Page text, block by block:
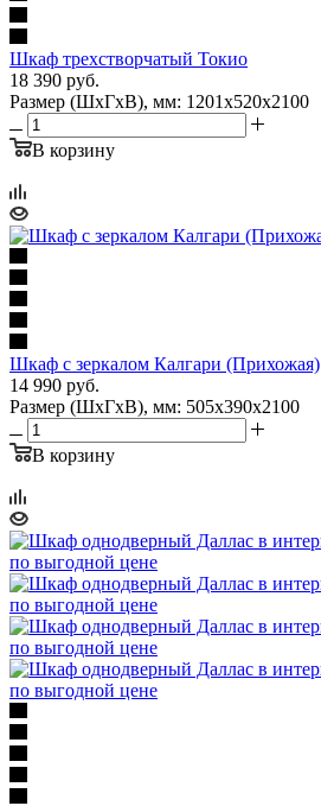
Шкаф трехстворчатый Токио
18 390 руб.
Размер (ШхГхВ), мм: 1201х520х2100
В корзину
Шкаф с зеркалом Калгари (Прихожая)
14 990 руб.
Размер (ШхГхВ), мм: 505х390х2100
В корзину